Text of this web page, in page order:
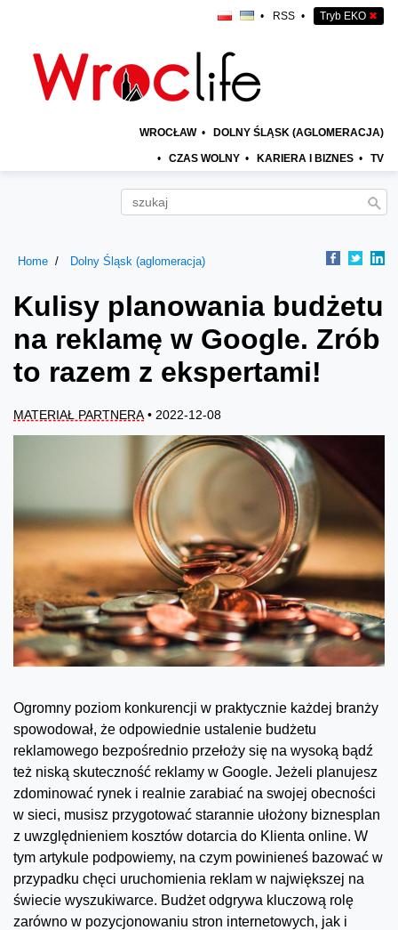
• RSS • Tryb EKO ✖
WROCŁAW • DOLNY ŚLĄSK (AGLOMERACJA)
• CZAS WOLNY • KARIERA I BIZNES • TV
Home Dolny Śląsk (aglomeracja)
Kulisy planowania budżetu
na reklamę w Google. Zrób
to razem z ekspertami!
MATERIAŁ PARTNERA• 2022-12-08
Ogromny poziom konkurencji w praktycznie każdej branży
spowodował, że odpowiednie ustalenie budżetu
reklamowego bezpośrednio przełoży się na wysoką bądź
też niską skuteczność reklamy w Google. Jeżeli planujesz
zdominować rynek i realnie zarabiać na swojej obecności
w sieci, musisz przygotować starannie ułożony biznesplan
z uwzględnieniem kosztów dotarcia do Klienta online. W
tym artykule podpowiemy, na czym powinieneś bazować w
przypadku chęci uruchomienia reklam w największej na
świecie wyszukiwarce. Budżet odgrywa kluczową rolę
zarówno w pozycjonowaniu stron internetowych, jak i